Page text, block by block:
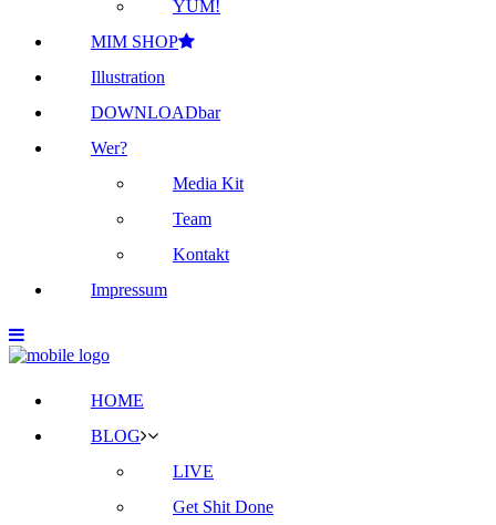
YUM!
MIM SHOP
Illustration
DOWNLOADbar
Wer?
Media Kit
Team
Kontakt
Impressum
HOME
BLOG
LIVE
Get Shit Done